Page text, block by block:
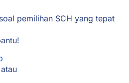
pemilihan SCH yang tepat
atau